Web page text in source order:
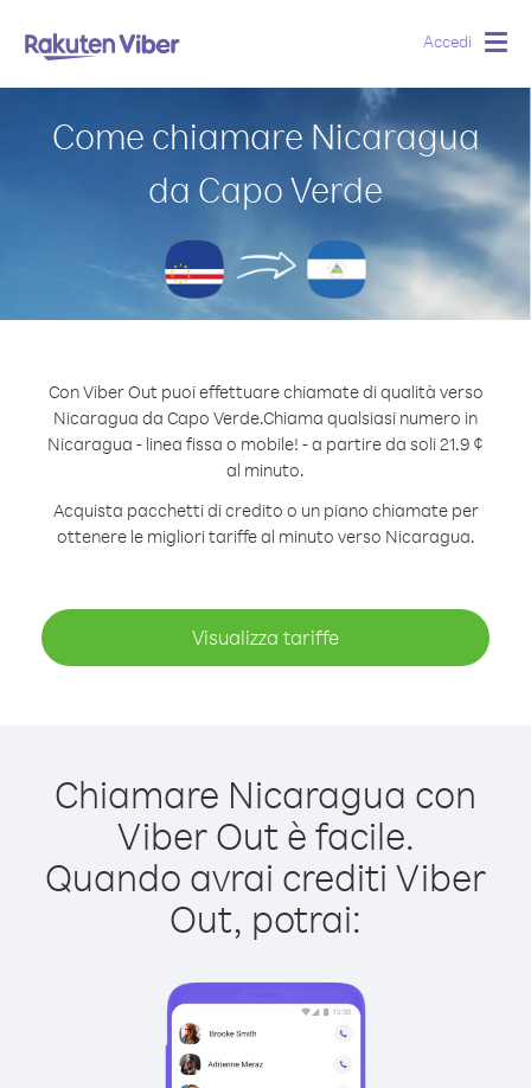
Accedi
Come chiamare Nicaragua
da Capo Verde
Con Viber Out puoi effettuare chiamate di qualità verso
Nicaragua da Capo Verde.Chiama qualsiasi numero in
Nicaragua - linea fissa o mobile! - a partire da soli 21.9 ¢
al minuto.
Acquista pacchetti di credito o un piano chiamate per
ottenere le migliori tariffe al minuto verso Nicaragua.
Visualizza tariffe
Chiamare Nicaragua con
Viber Out è facile.
Quando avrai crediti Viber
Out, potrai: